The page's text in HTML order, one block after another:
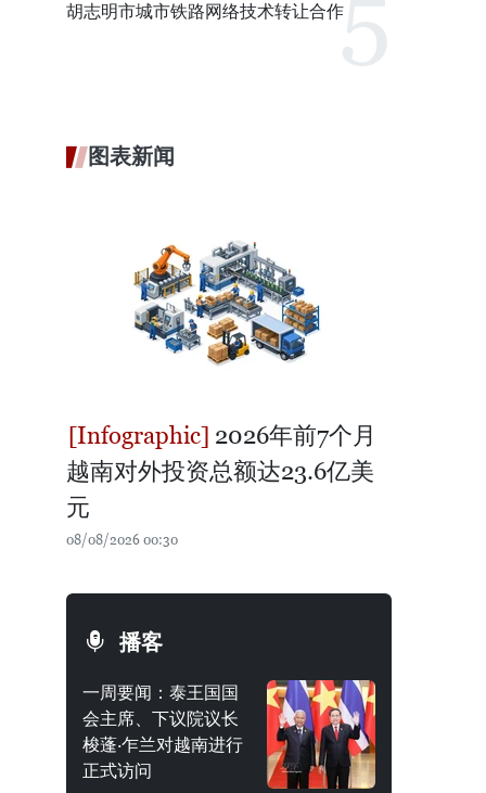
胡志明市城市铁路网络技术转让合作
图表新闻
2026年前7个月
越南对外投资总额达23.6亿美
元
08/08/2026 00:30
播客
一周要闻：泰王国国
会主席、下议院议长
梭蓬·乍兰对越南进行
正式访问